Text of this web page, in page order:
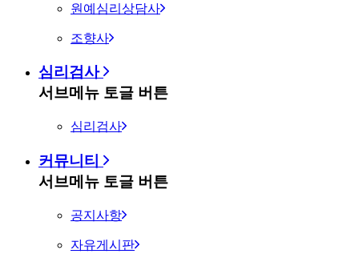
원예심리상담사
조향사
심리검사
서브메뉴 토글 버튼
심리검사
커뮤니티
서브메뉴 토글 버튼
공지사항
자유게시판